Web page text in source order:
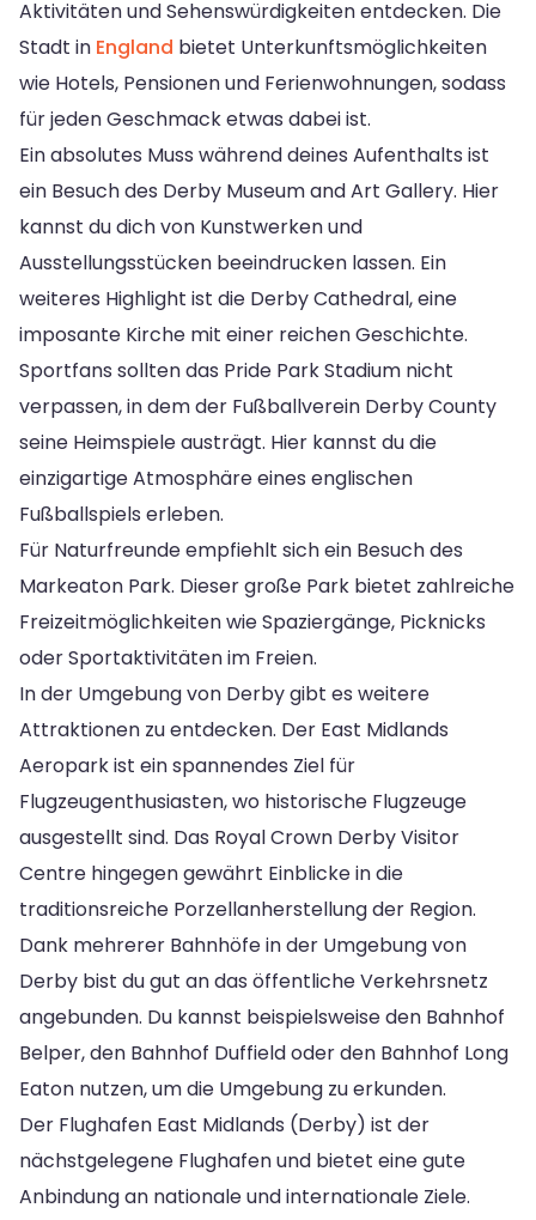
Aktivitäten und Sehenswürdigkeiten entdecken. Die
Stadt in England bietet Unterkunftsmöglichkeiten
wie Hotels, Pensionen und Ferienwohnungen, sodass
für jeden Geschmack etwas dabei ist.
Ein absolutes Muss während deines Aufenthalts ist
ein Besuch des Derby Museum and Art Gallery. Hier
kannst du dich von Kunstwerken und
Ausstellungsstücken beeindrucken lassen. Ein
weiteres Highlight ist die Derby Cathedral, eine
imposante Kirche mit einer reichen Geschichte.
Sportfans sollten das Pride Park Stadium nicht
verpassen, in dem der Fußballverein Derby County
seine Heimspiele austrägt. Hier kannst du die
einzigartige Atmosphäre eines englischen
Fußballspiels erleben.
Für Naturfreunde empfiehlt sich ein Besuch des
Markeaton Park. Dieser große Park bietet zahlreiche
Freizeitmöglichkeiten wie Spaziergänge, Picknicks
oder Sportaktivitäten im Freien.
In der Umgebung von Derby gibt es weitere
Attraktionen zu entdecken. Der East Midlands
Aeropark ist ein spannendes Ziel für
Flugzeugenthusiasten, wo historische Flugzeuge
ausgestellt sind. Das Royal Crown Derby Visitor
Centre hingegen gewährt Einblicke in die
traditionsreiche Porzellanherstellung der Region.
Dank mehrerer Bahnhöfe in der Umgebung von
Derby bist du gut an das öffentliche Verkehrsnetz
angebunden. Du kannst beispielsweise den Bahnhof
Belper, den Bahnhof Duffield oder den Bahnhof Long
Eaton nutzen, um die Umgebung zu erkunden.
Der Flughafen East Midlands (Derby) ist der
nächstgelegene Flughafen und bietet eine gute
Anbindung an nationale und internationale Ziele.